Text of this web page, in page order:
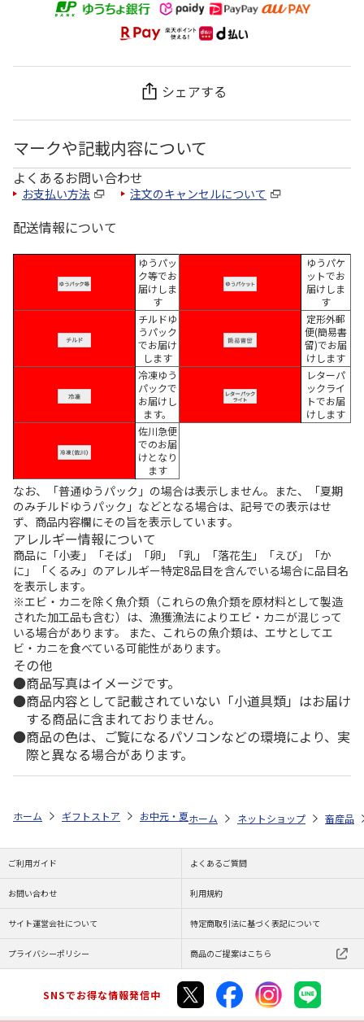
シェアする
マークや記載内容について
よくあるお問い合わせ
お支払い方法 注文のキャンセルについて
配送情報について
ゆうパッ
ク等でお
届けしま
す
ゆうパケ
ットでお
届けしま
す
チルドゆ
うパック
でお届け
します
定形外郵
便(簡易書
留)でお届
けします
冷凍ゆう
パックで
お届けし
ます。
レターパ
ックライ
トでお届
けします
佐川急便
でのお届
けとなり
ます
なお、「普通ゆうパック」の場合は表示しません。また、「夏期
のみチルドゆうパック」などとなる場合は、記号での表示はせ
ず、商品内容欄にその旨を表示しています。
アレルギー情報について
商品に「小麦」「そば」「卵」「乳」「落花生」「えび」「か
に」「くるみ」のアレルギー特定8品目を含んでいる場合に品目名
を表示します。
※エビ・カニを除く魚介類（これらの魚介類を原材料として製造
された加工品も含む）は、漁獲漁法によりエビ・カニが混じって
いる場合があります。 また、これらの魚介類は、エサとしてエ
ビ・カニを食べている可能性があります。
その他
商品写真はイメージです。
商品内容として記載されていない「小道具類」はお届け
する商品に含まれておりません。
商品の色は、ご覧になるパソコンなどの環境により、実
際と異なる場合があります。
ホーム ギフトストア お中元・夏ギフト特集 2026 ゆうゆうギフト
ホーム ネットショップ 畜産品
ご利用ガイド よくあるご質問
お問い合わせ 利用規約
サイト運営会社について 特定商取引法に基づく表記について
プライバシーポリシー 商品のご提案はこちら
SNSでお得な情報発信中